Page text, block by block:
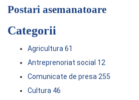
Postari asemanatoare
Categorii
Agricultura 61
Antreprenoriat social 12
Comunicate de presa 255
Cultura 46